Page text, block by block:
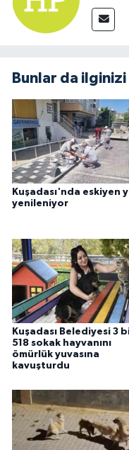
Bunlar da
Kuşadası'nda eskiyen
yenileniyor
Kuşadası Belediyesi 3
518 sokak hayvanını
ömürlük yuvasına
kavuşturdu